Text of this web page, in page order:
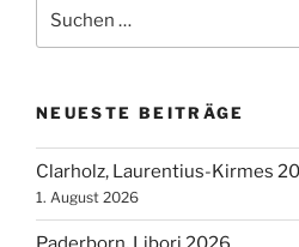
nach:
NEUESTE BEITRÄGE
Clarholz, Laurentius-Kirmes
1. August 2026